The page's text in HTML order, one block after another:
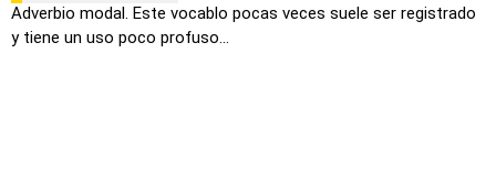
Adverbio modal. Este vocablo pocas veces suele ser registrado
y tiene un uso poco profuso...